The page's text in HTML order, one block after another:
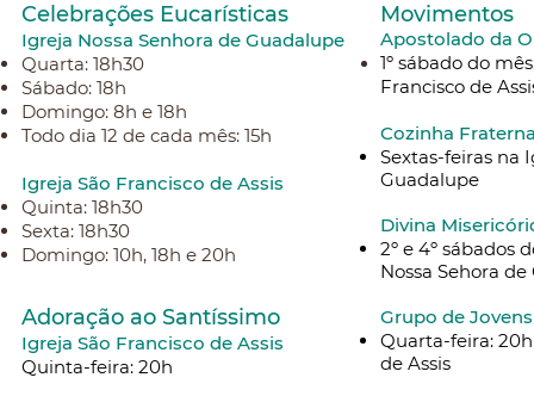
Celebrações Eucarísticas
Igreja Nossa Senhora de Guadalupe​
Quarta: 18h30
Sábado: 18h
Domingo: 8h e 18h
Todo dia 12 de cada mês: 15h
Igreja São Francisco de Assis
Quinta: 18h30
Sexta: 18h30
Domingo: 10h, 18h e 20h
Movimentos
Apostolado da
1º sábado do
Francisco de
Cozinha
Sextas-feiras na
Guadalupe
Divina
2º e 4º sábados
Nossa Sehora
Grupo de
Quarta-feira:
de Assis
Adoração ao Santíssimo
Igreja São Francisco de Assis
Quinta-feira: 20h